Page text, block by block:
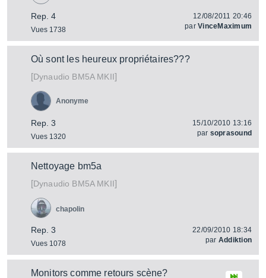
Rep. 4
Vues 1738
12/08/2011 20:46
parVinceMaximum
Où sont les heureux propriétaires???
[Dynaudio BM5A MKII]
Rep. 3
Vues 1320
Anonyme
15/10/2010 13:16
par soprasound
Nettoyage bm5a
[Dynaudio BM5A MKII]
Rep. 3
Vues 1078
chapolin
22/09/2010 18:34
par Addiktion
Monitors comme retours scène?